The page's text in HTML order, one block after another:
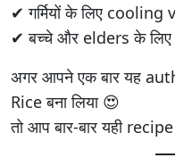
✔ गर्मियों के लिए cooling
✔ बच्चे और elders के
अगर आपने एक बार यह
Rice बना लिया 😍
तो आप बार-बार यही